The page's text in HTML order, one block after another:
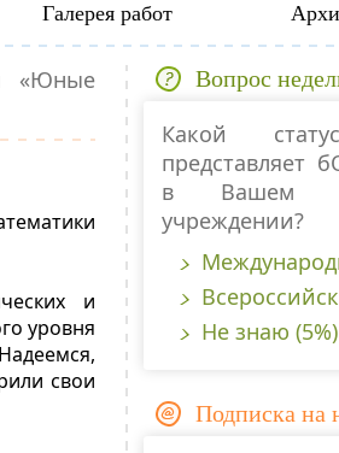
Галерея работ
«Юные
и
уровня
свои
Вопрос
Какой
представляет
в Вашем
учреждении?
Не знаю (5%)
Подписка на